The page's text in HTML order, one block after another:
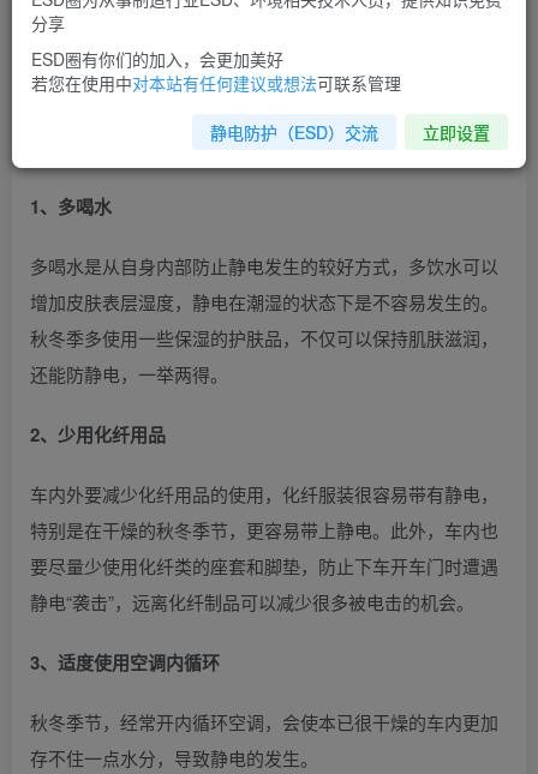
有效的避免静电，接下来我们聊聊用车过程中该如何预防静
电的产生，我们可以采取“防”和“放”两种途径。
也就是说，我们要创造一
种不适合产生静电的环境。
1、多喝水
多喝水是从自身内部防止静电发生的较好方式，多饮水可以
增加皮肤表层湿度，静电在潮湿的状态下是不容易发生的。
秋冬季多使用一些保湿的护肤品，不仅可以保持肌肤滋润，
还能防静电，一举两得。
2、少用化纤用品
车内外要减少化纤用品的使用，化纤服装很容易带有静电，
特别是在干燥的秋冬季节，更容易带上静电。此外，车内也
要尽量少使用化纤类的座套和脚垫，防止下车开车门时遭遇
静电“袭击”，远离化纤制品可以减少很多被电击的机会。
3、适度使用空调内循环
秋冬季节，经常开内循环空调，会使本已很干燥的车内更加
存不住一点水分，导致静电的发生。
分享
ESD圈有你们的加入，会更加美好
若您在使用中对本站有任何建议或想法可联系管理
静电防护（ESD）交流 立即设置